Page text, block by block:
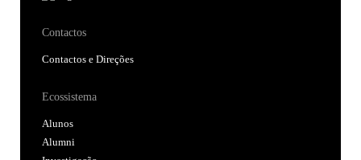
Contactos
Contactos e Direções
Ecossistema
Alunos
Alumni